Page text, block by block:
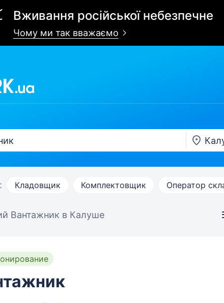
Вживання російської небезпечне
Чому ми так вважаємо
Кладовщик Комплектовщик Оператор
Вантажник в Калуше